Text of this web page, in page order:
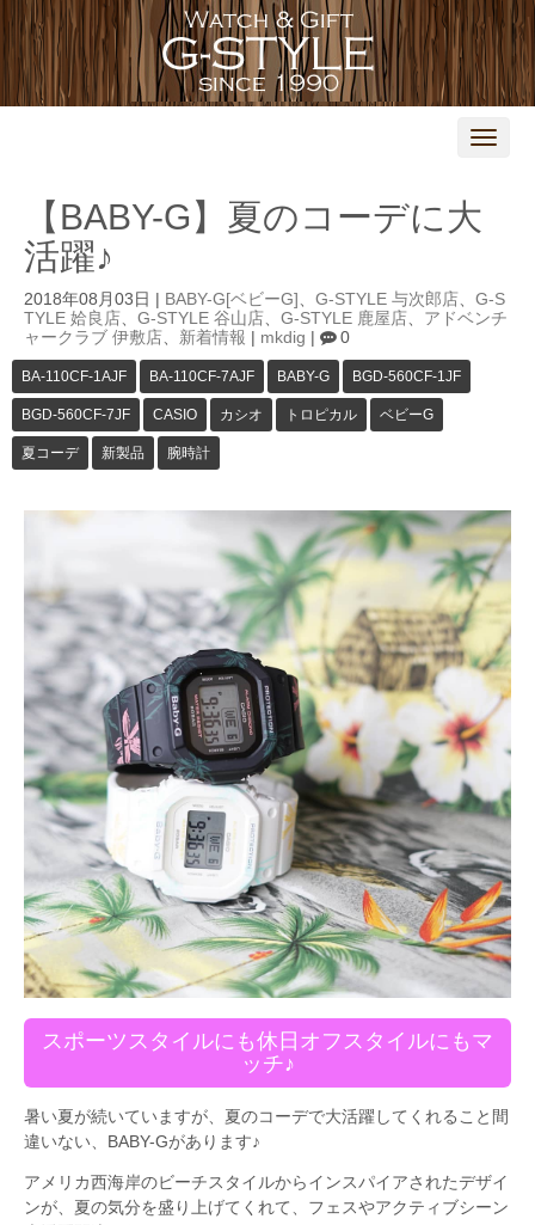
N
o
n
【BABY-G】夏のコーデに大
活躍♪
2018年08月03日 | BABY-G[ベビーG] G-STYLE 与次郎店
G-S
TYLE 姶良店
G-STYLE 谷山店 G-STYLE 鹿屋店
アドベンチ
ャークラブ 伊敷店
新着情報 | mkdig | 0
BA-110CF-1AJF BA-110CF-7AJF BABY-G BGD-560CF-1JF
BGD-560CF-7JF CASIO カシオ トロピカル ベビーG
夏コーデ 新製品 腕時計
スポーツスタイルにも休日オフスタイルにもマ
ッチ♪
暑い夏が続いていますが、夏のコーデで大活躍してくれること間
違いない、BABY-Gがあります♪
アメリカ西海岸のビーチスタイルからインスパイアされたデザイ
ンが、夏の気分を盛り上げてくれて、フェスやアクティブシーン